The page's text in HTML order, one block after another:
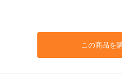
この商品を